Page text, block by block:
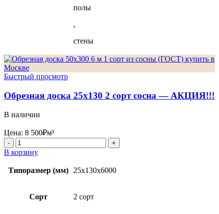
полы
,
стены
Быстрый просмотр
Обрезная доска 25х130 2 сорт сосна — АКЦИЯ!!!
В наличии
Цена: 8 500₽м³
Количество
товара
Обрезная
доска
25х130
сорт
В корзину
Типоразмер (мм) 25x130x6000
Сорт 2 сорт